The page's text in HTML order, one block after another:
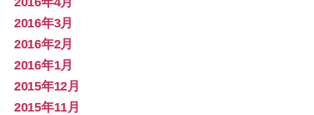
2016年3月
2016年2月
2016年1月
2015年12月
2015年11月